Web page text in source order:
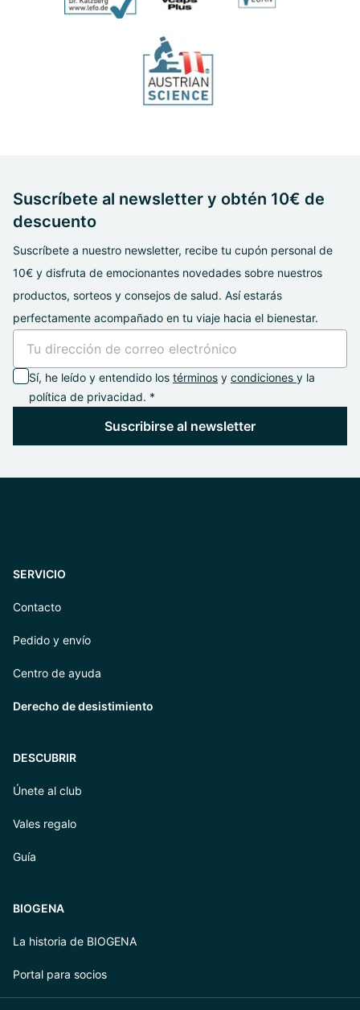
Suscríbete al newsletter y obtén 10€ de
descuento
Suscríbete a nuestro newsletter, recibe tu cupón personal de
10€ y disfruta de emocionantes novedades sobre nuestros
productos, sorteos y consejos de salud. Así estarás
perfectamente acompañado en tu viaje hacia el bienestar.
Sí, he leído y entendido los términos y condiciones y la
política de privacidad. *
Suscribirse al newsletter
SERVICIO
Contacto
Pedido y envío
Centro de ayuda
Derecho de desistimiento
DESCUBRIR
Únete al club
Vales regalo
Guía
BIOGENA
La historia de BIOGENA
Portal para socios